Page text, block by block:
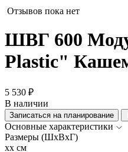
Отзывов пока нет
ШВГ 600
Plastic"
5 530 ₽
В наличии
Записаться на планирование
Основные характеристики
Размеры (ШхВхГ)
xx см